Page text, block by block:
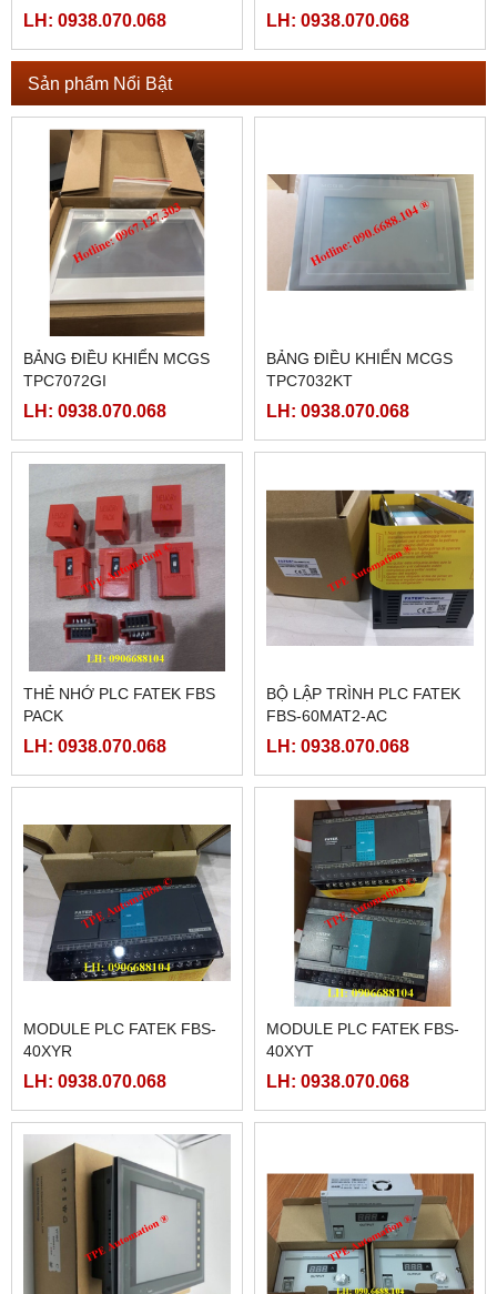
550LFF, L700-750LFF,
LH: 0938.070.068
185LFF, L700-220LFF, L700-
LH: 0938.070.068
Sản phẩm Nổi Bật
BẢNG ĐIỀU KHIỂN MCGS
TPC7072GI
LH: 0938.070.068
BẢNG ĐIỀU KHIỂN MCGS
TPC7032KT
LH: 0938.070.068
THẺ NHỚ PLC FATEK FBS
PACK
LH: 0938.070.068
BỘ LẬP TRÌNH PLC FATEK
FBS-60MAT2-AC
LH: 0938.070.068
MODULE PLC FATEK FBS-
40XYR
LH: 0938.070.068
MODULE PLC FATEK FBS-
40XYT
LH: 0938.070.068